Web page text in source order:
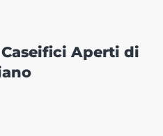
Aperti di